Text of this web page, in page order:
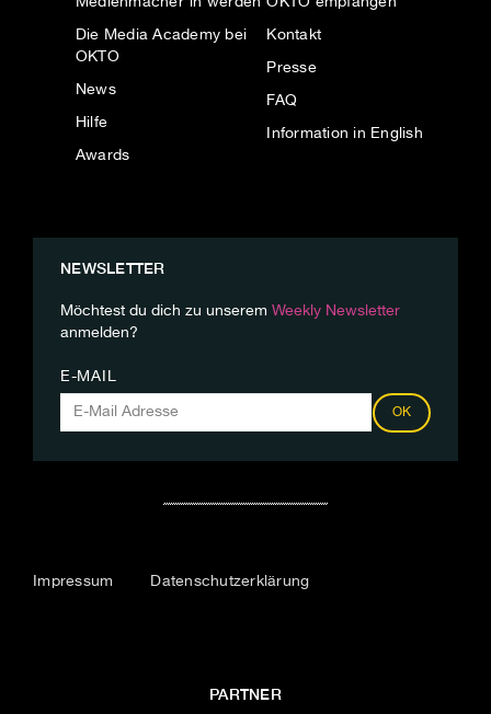
Die Media Academy bei
OKTO
News
Hilfe
Awards
Kontakt
Presse
FAQ
Information in English
NEWSLETTER
Möchtest du dich zu unserem Weekly Newsletter
anmelden?
E-MAIL
OK
Impressum Datenschutzerklärung
PARTNER